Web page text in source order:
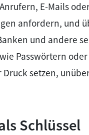
E-Mails
anfordern, und
und andere
Passwörtern
setzen,
Schlüssel